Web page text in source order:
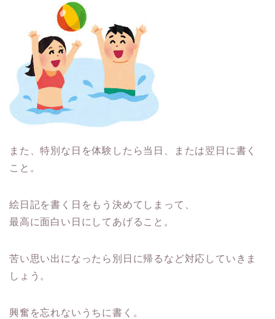
また、特別な日を体験したら当日、または翌日に書く
こと。
絵日記を書く日をもう決めてしまって、
最高に面白い日にしてあげること。
苦い思い出になったら別日に帰るなど対応していきま
しょう。
興奮を忘れないうちに書く。